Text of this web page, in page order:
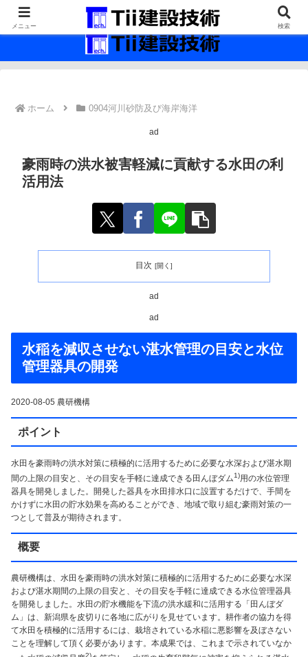
最新の建設技術の情報インフラ。
ホーム 0904河川砂防及び海岸海洋
ad
豪雨時の洪水被害軽減に貢献する水田の利
活用法
目次
ad
ad
水稲を減収させない湛水管理の目安と水位
管理器具の開発
2020-08-05 農研機構
ポイント
水田を豪雨時の洪水対策に積極的に活用するために必要な水深および湛水期
間の上限の目安と、その目安を手軽に達成できる田んぼダム1)用の水位管理
器具を開発しました。開発した器具を水田排水口に設置するだけで、手間を
かけずに水田の貯水効果を高めることができ、地域で取り組む豪雨対策の一
つとして普及が期待されます。
概要
農研機構は、水田を豪雨時の洪水対策に積極的に活用するために必要な水深
および湛水期間の上限の目安と、その目安を手軽に達成できる水位管理器具
を開発しました。水田の貯水機能を下流の洪水緩和に活用する「田んぼダ
ム」は、新潟県を皮切りに各地に広がりを見せています。耕作者の協力を得
て水田を積極的に活用するには、栽培されている水稲に悪影響を及ぼさない
ことを理解して頂く必要があります。本成果では、これまで示されていなか
2)
メニュー 検索